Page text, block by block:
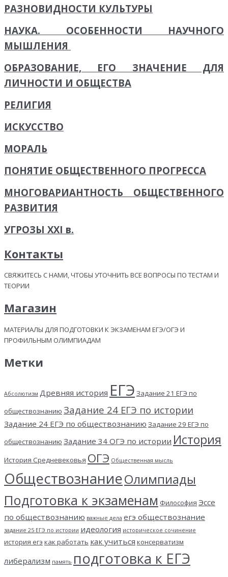
РАЗНОВИДНОСТИ КУЛЬТУРЫ
НАУКА. ОСОБЕННОСТИ НАУЧНОГО
МЫШЛЕНИЯ
ОБРАЗОВАНИЕ, ЕГО ЗНАЧЕНИЕ ДЛЯ
ЛИЧНОСТИ И ОБЩЕСТВА
РЕЛИГИЯ
ИСКУССТВО
МОРАЛЬ
ПОНЯТИЕ ОБЩЕСТВЕННОГО ПРОГРЕССА
МНОГОВАРИАНТНОСТЬ ОБЩЕСТВЕННОГО
РАЗВИТИЯ
УГРОЗЫ XXI в.
Контакты
СВЯЖИТЕСЬ С НАМИ, ЧТОБЫ УТОЧНИТЬ ВСЕ ВОПРОСЫ ПО ТЕСТАМ И
ТЕОРИИ
Магазин
МАТЕРИАЛЫ ДЛЯ ПОДГОТОВКИ К ЭКЗАМЕНАМ ЕГЭ/ОГЭ И
ПРОФИЛЬНЫМ ОЛИМПИАДАМ
Метки
Абсолютизм Древняя история ЕГЭ Задание 21 ЕГЭ по
обществознанию Задание 24 ЕГЭ по истории
Задание 24 ЕГЭ по обществознанию Задание 29 ЕГЭ по
обществознанию Задание 34 ОГЭ по истории История
История Средневековья ОГЭ Общественная мысль
ОбществознаниеОлимпиады
Подготовка к экзаменам Философия Эссе
по обществознанию важные дела егэ обществознание
задание 25 ЕГЭ по истории идеология историческое сочинение
история егэ как работать как учиться консерватизм
либерализм память подготовка к ЕГЭ